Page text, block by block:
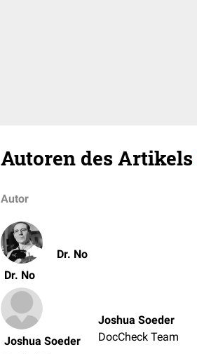
Autoren des Artikels
Autor
Dr. No
Dr. No
Joshua Soeder
Joshua Soeder
DocCheck Team